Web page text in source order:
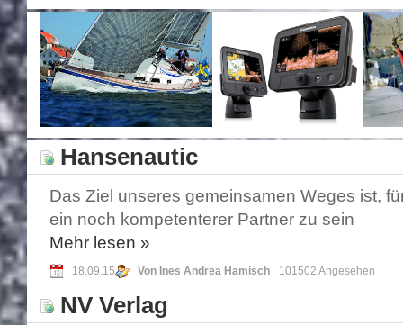
Hansenautic
Das Ziel unseres gemeinsamen Weges ist,
ein noch kompetenterer Partner zu sein
Mehr lesen »
18.09.15 Von Ines Andrea Hamisch 101502 Angesehen
NV Verlag